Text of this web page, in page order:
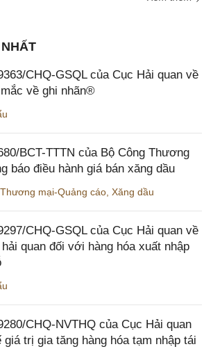
CHQ-GSQL của Cục Hải quan về
về ghi nhãn®
BCT-TTTN của Bộ Công Thương
báo điều hành giá bán xăng dầu
Thương mại-Quảng cáo, Xăng dầu
CHQ-GSQL của Cục Hải quan về
quan đối với hàng hóa xuất nhập
CHQ-NVTHQ của Cục Hải quan
trị gia tăng hàng hóa tạm nhập tái